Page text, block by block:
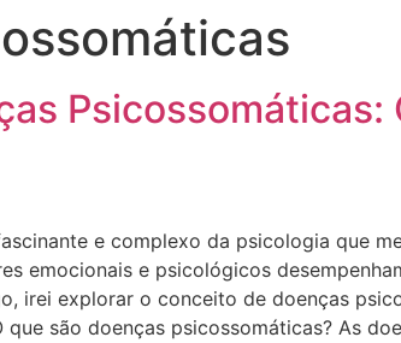
e complexo da psicologia que
emocionais e psicológicos
irei explorar o conceito de doenças
são doenças psicossomáticas? As